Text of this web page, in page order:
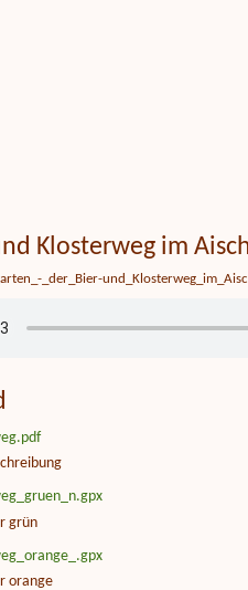
Klosterweg im
_der_Bier-
grün
orange